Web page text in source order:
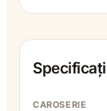
CAROSERIE